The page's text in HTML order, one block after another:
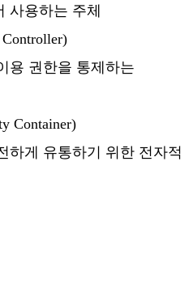
사용하는 주체
용 권한을 통제하는
Container)
하게 유통하기 위한 전자적